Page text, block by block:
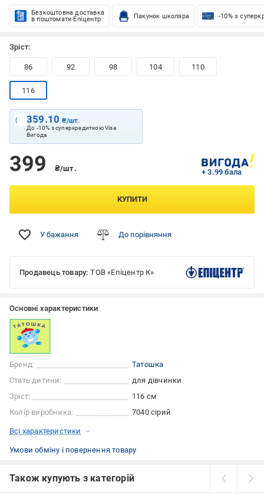
Безкоштовна доставка
в поштомати Епіцентр
Пакунок школяра -10% з
Зріст:
86 92 98 104 110
116
359.10₴/шт.
До -10% з суперкредиткою Visa
Вигода
399 ₴/шт. + 3.99 бала
КУПИТИ
У бажання До порівняння
Продавець товару: ТОВ «Епіцентр К»
Основні характеристики
Бренд:
Татошка
Стать дитини:
для дівчинки
Зріст:
116 см
Колір виробника:
7040 сірий
Всі характеристики
Умови обміну і повернення товару
Також купують з категорій